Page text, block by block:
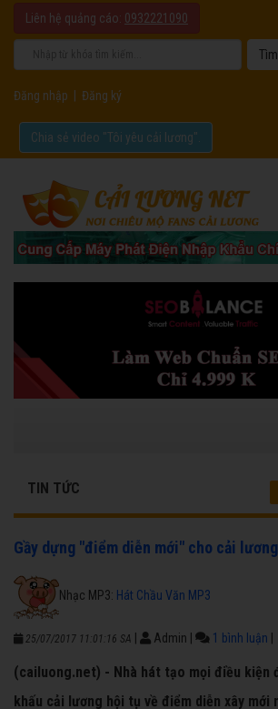
Liên hệ quảng cáo: 0932221090
Đăng nhập Đăng ký
Chia sẻ video "Tôi yêu cải lương".
TIN TỨC
Gầy dựng "điểm diễn mới" cho cải lương
Nhạc MP3: Hát Chầu Văn MP3
25/07/2017 11:01:16 SA Admin 1 bình luận
(cailuong.net) - Nhà hát tạo mọi điều kiện
khấu cải lương hội tụ về điểm diễn xây mới